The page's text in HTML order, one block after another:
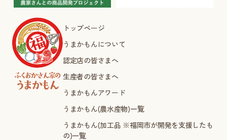
トップページ
うまかもんについて
認定店の皆さまへ
生産者の皆さまへ
うまかもんアワード
うまかもん(農水産物)一覧
うまかもん(加工品 ※福岡市が開発を支援したも
の)一覧